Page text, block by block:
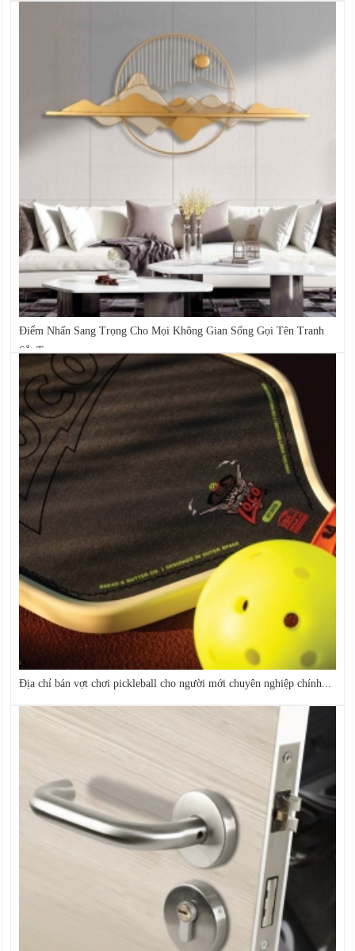
Điểm Nhấn Sang Trọng Cho Mọi Không Gian Sống Gọi Tên Tranh
Sắt Treo...
Địa chỉ bán vợt chơi pickleball cho người mới chuyên nghiệp chính...